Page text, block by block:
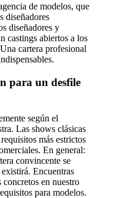
de modelos, que
diseñadores
diseñadores y
castings abiertos a los
cartera profesional
para un desfile
según el
Las shows clásicas
más estrictos
En general:
convincente se
Encuentras
en nuestro
para modelos.